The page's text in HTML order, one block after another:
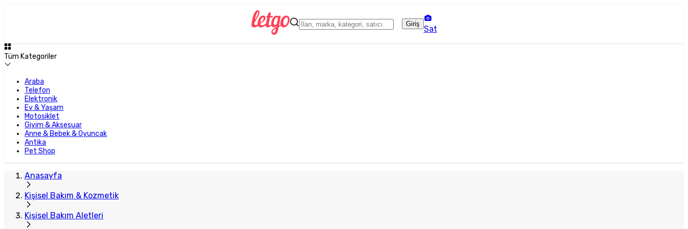
Giriş
Sat
Tüm Kategoriler
Araba
Telefon
Elektronik
Ev & Yaşam
Motosiklet
Giyim & Aksesuar
Anne & Bebek & Oyuncak
Antika
Pet Shop
Anasayfa
Kişisel Bakım & Kozmetik
Kişisel Bakım Aletleri